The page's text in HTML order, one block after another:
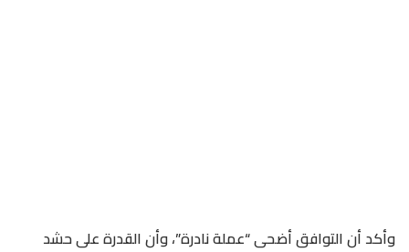
وأكد أن التوافق أضحى “عملة نادرة”، وأن القدرة على حشد